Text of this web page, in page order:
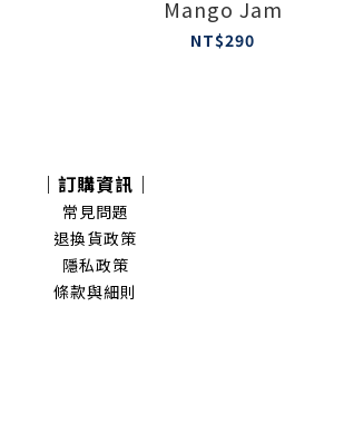
Mango Jam
NT$290
｜訂購資訊｜
常見問題
退換貨政策
隱私政策
條款與細則